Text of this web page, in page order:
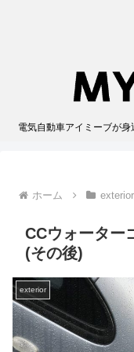
電気自動車アイミーブが
ホーム exterior
CCウォーター
(その後)
exterior